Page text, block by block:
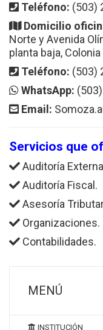
Teléfono: (503)
Domicilio
Norte y Avenida
planta baja,
Teléfono: (503)
WhatsApp:
Email:
Servicios que
Auditoría
Auditoría Fiscal.
Asesoría
Organizaciones.
Contabilidades.
MENÚ
INSTITUCIÓN